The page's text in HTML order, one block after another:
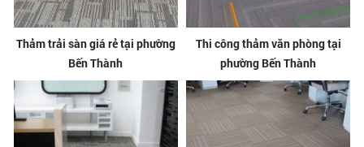
Thảm trải sàn giá rẻ tại phường
Bến Thành
Thi công thảm văn phòng tại
phường Bến Thành